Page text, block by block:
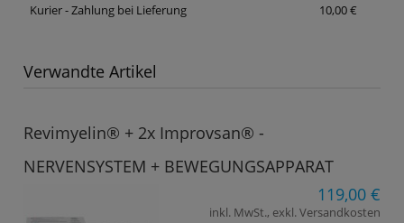
Kurier - Zahlung bei Lieferung 10,00 €
Verwandte Artikel
Revimyelin® + 2x Improvsan® -
NERVENSYSTEM + BEWEGUNGSAPPARAT
119,00 €
inkl. MwSt., exkl. Versandkosten